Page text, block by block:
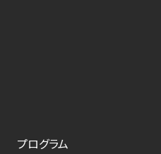
プログラム